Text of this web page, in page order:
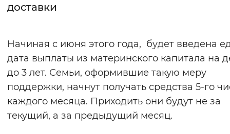
Цвет сайта
Монохромный Инверсивный
Синий фон
доставки
Начиная с июня этого года, будет введена
дата выплаты из материнского капитала на
до 3 лет. Семьи, оформившие такую меру
поддержки, начнут получать средства 5-го
каждого месяца. Приходить они будут не за
текущий, а за предыдущий месяц.